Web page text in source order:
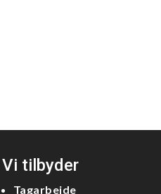
Vi tilbyder
Tagarbejde